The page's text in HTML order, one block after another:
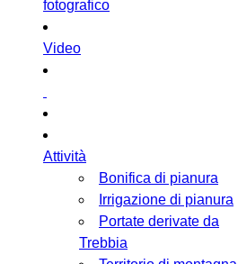
fotografico
Video
Attività
Bonifica di pianura
Irrigazione di pianura
Portate derivate da
Trebbia